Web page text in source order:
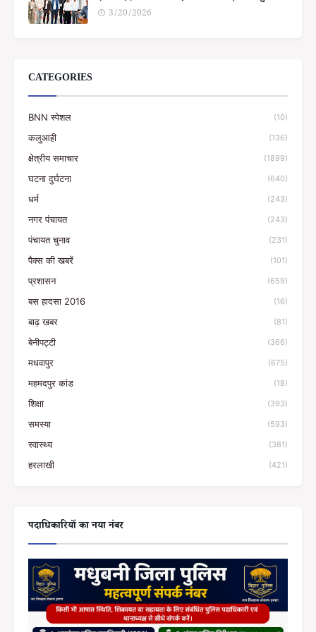
3/20/2026
CATEGORIES
BNN स्पेशल (10)
कलुआही (136)
क्षेत्रीय समाचार (1899)
घटना दुर्घटना (640)
धर्म (243)
नगर पंचायत (243)
पंचायत चुनाव (231)
पैक्स की खबरें (101)
प्रशासन (659)
बस हादसा 2016 (16)
बाढ़ खबर (81)
बेनीपट्टी (366)
मधवापुर (675)
महमदपुर कांड (18)
शिक्षा (393)
समस्या (593)
स्वास्थ्य (381)
हरलाखी (421)
पदाधिकारियों का नया नंबर